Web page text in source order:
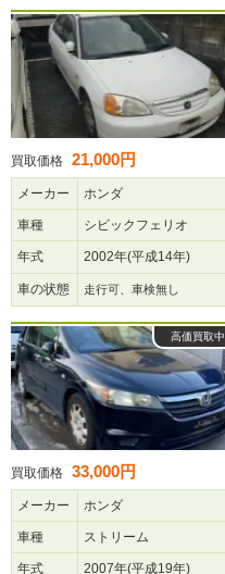
買取価格 21,000円
メーカー ホンダ
車種 シビックフェリオ
年式 2002年(平成14年)
車の状態 走行可、車検無し
高価買取中
買取価格 33,000円
メーカー ホンダ
車種 ストリーム
年式 2007年(平成19年)